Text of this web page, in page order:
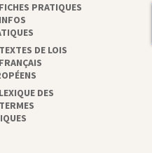
FICHES PRATIQUES
INFOS
TEXTES DE LOIS
FRANÇAIS
LEXIQUE DES
TERMES